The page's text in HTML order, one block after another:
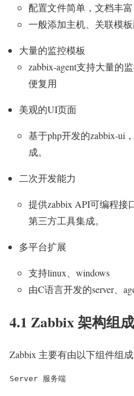
配置文件简单，文档丰
一般添加主机、关联模
大量的监控模板
zabbix-agent支持大量的
便复用
美观的UI页面
基于php开发的zabbix-ui
成。
二次开发能力
提供zabbix API可编程接
第三方工具集成。
多平台扩展
支持linux、windows
由C语言开发的server、
4.1 Zabbix 架构组成
Zabbix 主要有由以下组件组
Server 服务端